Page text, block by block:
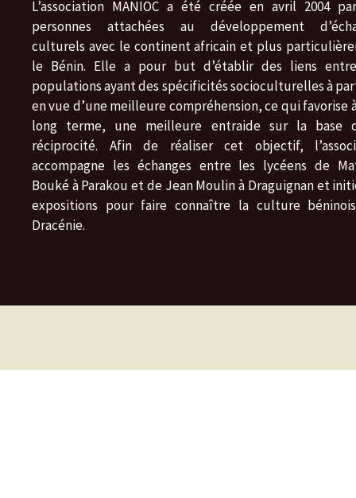
L’association MANIOC a été créée en avril 2004
personnes attachées au développement
culturels avec le continent africain et plus
le Bénin. Elle a pour but d’établir des liens
populations ayant des spécificités socioculturelles à
en vue d’une meilleure compréhension, ce qui favorise
long terme, une meilleure entraide sur la base
réciprocité. Afin de réaliser cet objectif,
accompagne les échanges entre les lycéens de
Bouké à Parakou et de Jean Moulin à Draguignan et
expositions pour faire connaître la culture
Dracénie.